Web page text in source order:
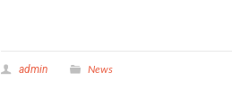
admin News